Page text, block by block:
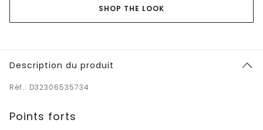
SHOP THE LOOK
Description du produit
Réf.: D32306535734
Points forts